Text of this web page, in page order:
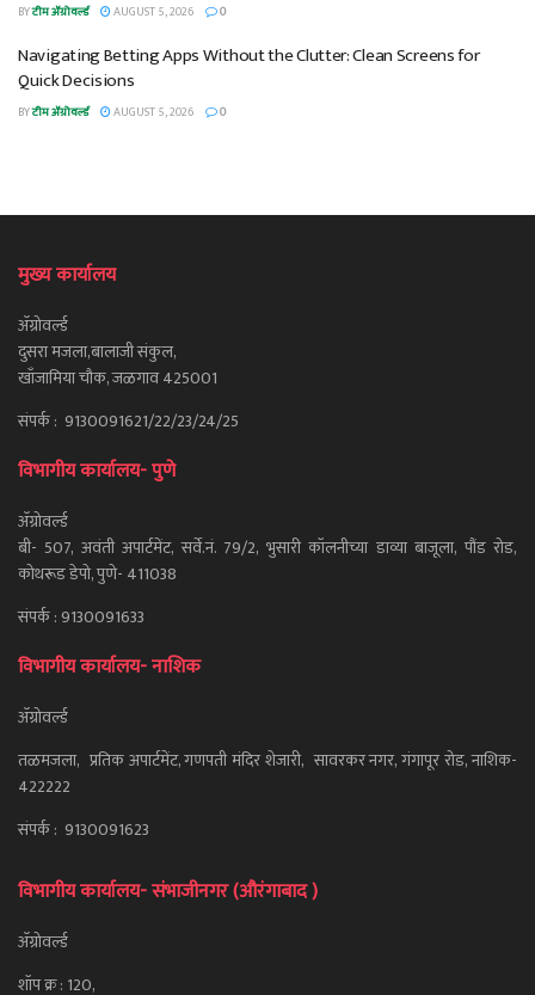
BYटीम ॲग्रोवर्ल्ड AUGUST 5, 2026 0
Navigating Betting Apps Without the Clutter: Clean Screens for
Quick Decisions
BYटीम ॲग्रोवर्ल्ड AUGUST 5, 2026 0
मुख्य कार्यालय
ॲग्रोवर्ल्ड
दुसरा मजला,बालाजी संकुल,
खाँजामिया चौक, जळगाव 425001
संपर्क : 9130091621/22/23/24/25
विभागीय कार्यालय- पुणे
ॲग्रोवर्ल्ड
बी- 507, अवंती अपार्टमेंट, सर्वे.नं. 79/2, भुसारी कॉलनीच्या डाव्या बाजूला, पौंड रोड,
कोथरूड डेपो, पुणे- 411038
संपर्क : 9130091633
विभागीय कार्यालय- नाशिक
ॲग्रोवर्ल्ड
तळमजला, प्रतिक अपार्टमेंट, गणपती मंदिर शेजारी, सावरकर नगर, गंगापूर रोड, नाशिक-
422222
संपर्क : 9130091623
विभागीय कार्यालय- संभाजीनगर (औरंगाबाद )
ॲग्रोवर्ल्ड
शॉप क्र : 120,